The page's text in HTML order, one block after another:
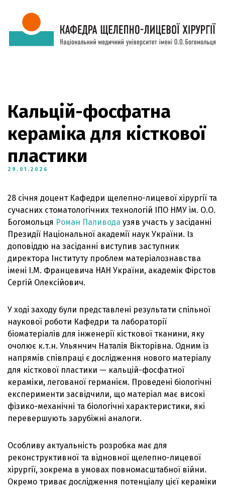
Кальцій-фосфатна
кераміка для кісткової
пластики
29.01.2026
28 січня доцент Кафедри щелепно-лицевої хірургії та
сучасних стоматологічних технологій ІПО НМУ ім. О.О.
Богомольця Роман Паливода узяв участь у засіданні
Президії Національної академії наук України. Із
доповіддю на засіданні виступив заступник
директора Інституту проблем матеріалознавства
імені І.М. Францевича НАН України, академік Фірстов
Сергій Олексійович.
У ході заходу були представлені результати спільної
наукової роботи Кафедри та лабораторії
біоматеріалів для інженерії кісткової тканини, яку
очолює к.т.н. Ульянчич Наталія Вікторівна. Одним із
напрямів співпраці є дослідження нового матеріалу
для кісткової пластики — кальцій-фосфатної
кераміки, легованої германієм. Проведені біологічні
експерименти засвідчили, що матеріал має високі
фізико-механічні та біологічні характеристики, які
перевершують зарубіжні аналоги.
Особливу актуальність розробка має для
реконструктивної та відновної щелепно-лицевої
хірургії, зокрема в умовах повномасштабної війни.
Окремо триває дослідження потенціалу цієї кераміки